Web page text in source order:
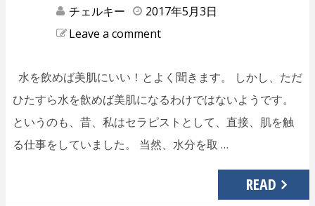
チェルキー
2017年5月3日
Leave a comment
水を飲めば美肌にいい！とよく聞きます。 しかし、ただ
ひたすら水を飲めば美肌になるわけではないようです。
というのも、昔、私はセラピストとして、直接、肌を触
る仕事をしていました。 当然、水分を取 …
READ